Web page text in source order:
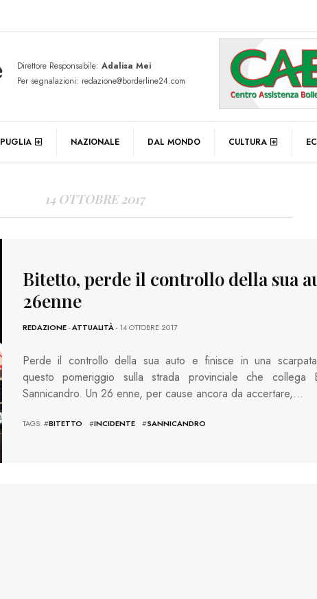
Direttore Responsabile: Adalisa Mei
Per segnalazioni: redazione@borderline24.com
PUGLIA NAZIONALE DAL MONDO CULTURA
DAILY ARCHIVES
14 OTTOBRE 2017
Bitetto, perde il controllo della sua
26enne
REDAZIONE-ATTUALITÀ- 14 OTTOBRE 2017
Perde il controllo della sua auto e finisce in una
questo pomeriggio sulla strada provinciale che collega
Sannicandro. Un 26 enne, per cause ancora da accertare,…
TAGS: #BITETTO #INCIDENTE #SANNICANDRO